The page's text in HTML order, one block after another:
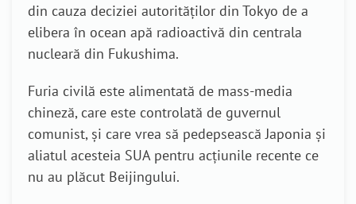
din cauza deciziei autorităților din Tokyo de a
elibera în ocean apă radioactivă din centrala
nucleară din Fukushima.
Furia civilă este alimentată de mass-media
chineză, care este controlată de guvernul
comunist, și care vrea să pedepsească Japonia și
aliatul acesteia SUA pentru acțiunile recente ce
nu au plăcut Beijingului.